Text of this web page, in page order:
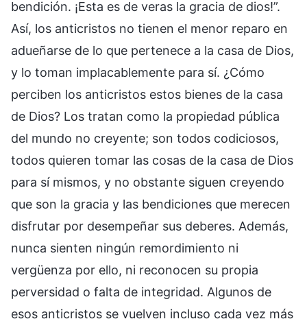
bendición. ¡Esta es de veras la gracia de dios!”.
Así, los anticristos no tienen el menor reparo en
adueñarse de lo que pertenece a la casa de Dios,
y lo toman implacablemente para sí. ¿Cómo
perciben los anticristos estos bienes de la casa
de Dios? Los tratan como la propiedad pública
del mundo no creyente; son todos codiciosos,
todos quieren tomar las cosas de la casa de Dios
para sí mismos, y no obstante siguen creyendo
que son la gracia y las bendiciones que merecen
disfrutar por desempeñar sus deberes. Además,
nunca sienten ningún remordimiento ni
vergüenza por ello, ni reconocen su propia
perversidad o falta de integridad. Algunos de
esos anticristos se vuelven incluso cada vez más